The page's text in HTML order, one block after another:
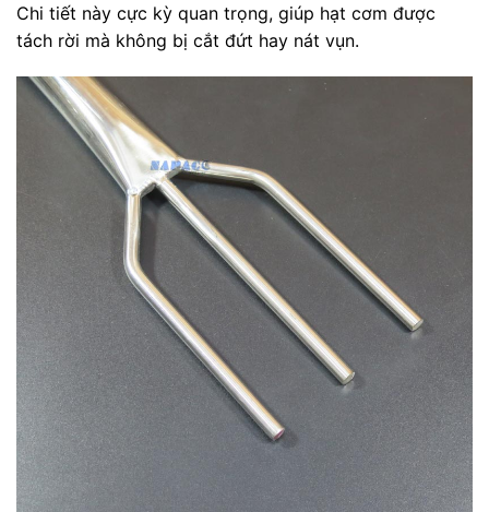
Chi tiết này cực kỳ quan trọng, giúp hạt cơm được
tách rời mà không bị cắt đứt hay nát vụn.